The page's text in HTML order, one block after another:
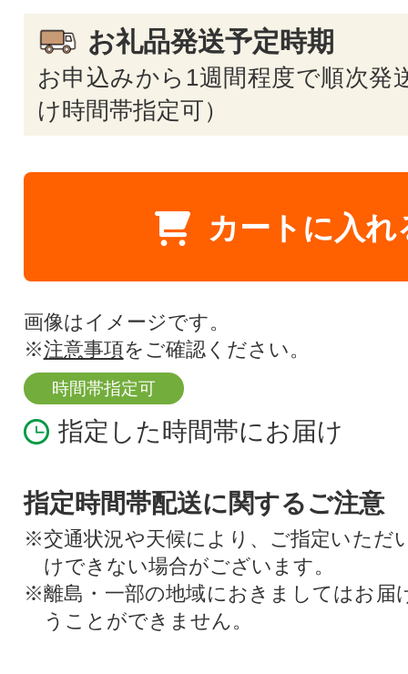
お礼品発送予定時期
お申込みから1週間程度で順次発
け時間帯指定可）
カートに入れ
画像はイメージです。
※注意事項をご確認ください。
時間帯指定可
指定した時間帯にお届け
指定時間帯配送に関するご注意
※交通状況や天候により、ご指定いただ
けできない場合がございます。
※離島・一部の地域におきましてはお届
うことができません。